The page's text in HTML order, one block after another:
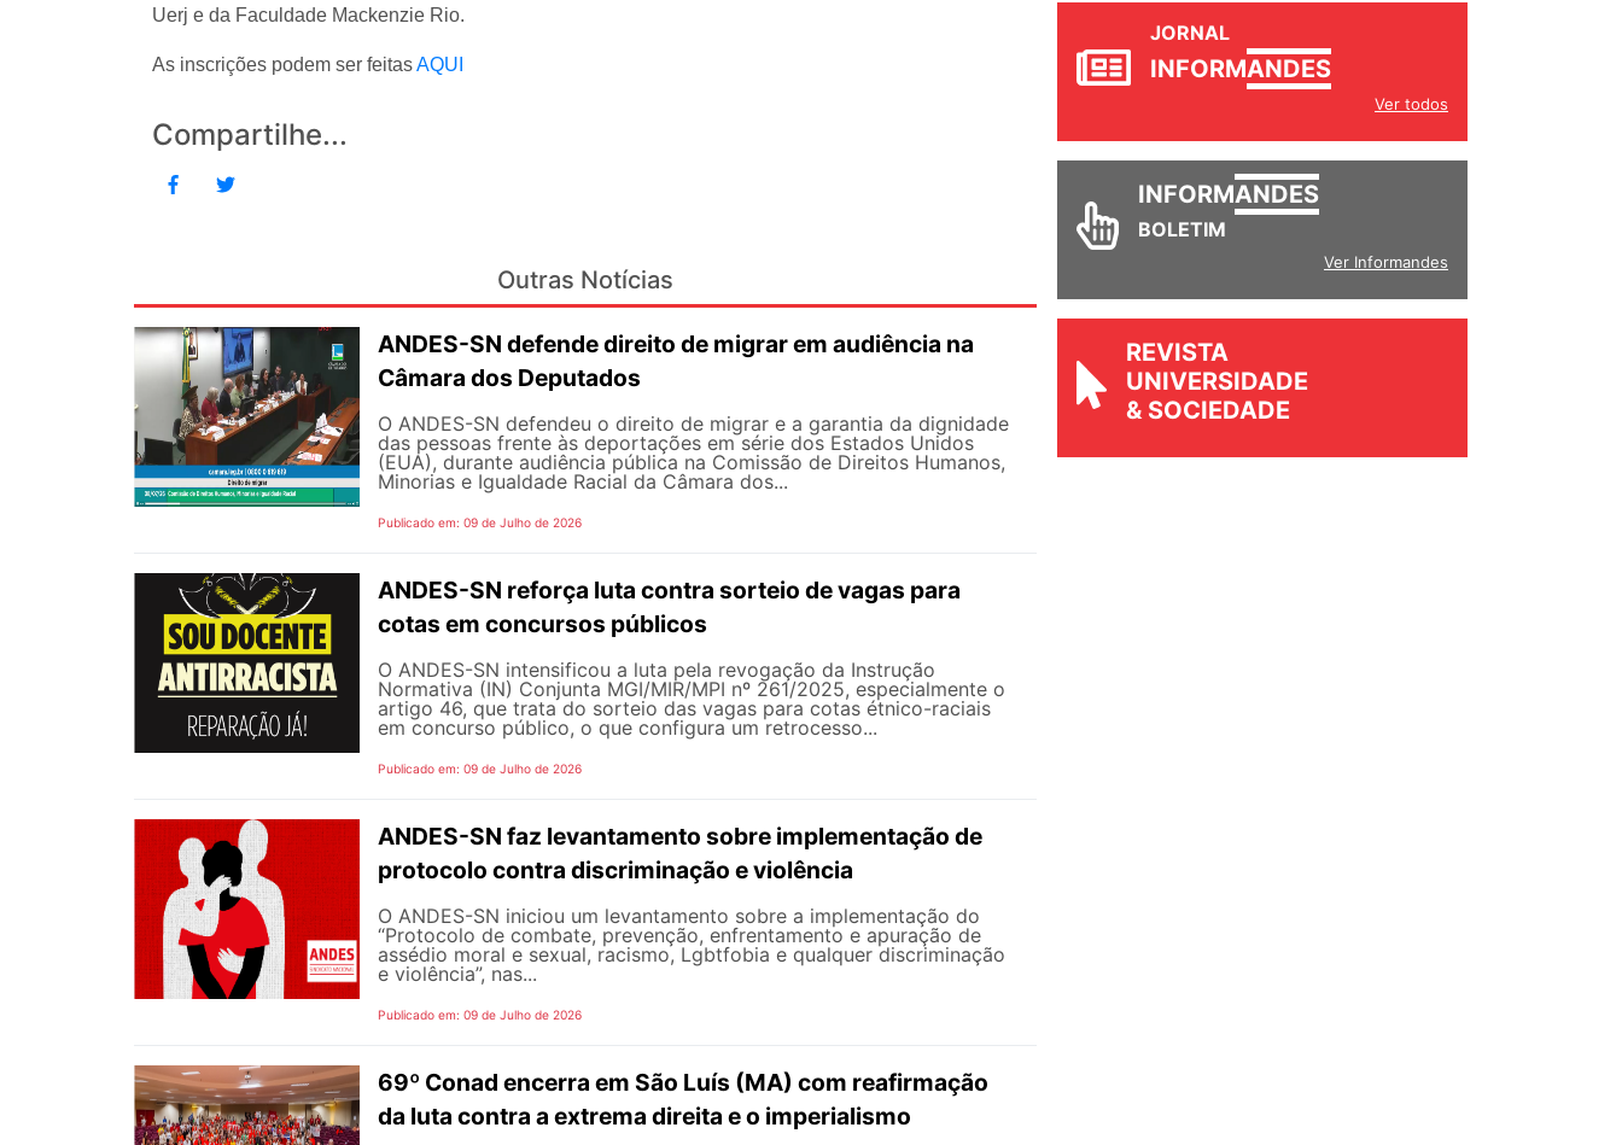
Uerj e da Faculdade Mackenzie Rio.
As inscrições podem ser feitasAQUI
Compartilhe...
Outras Notícias
ANDES-SN defende direito de migrar em audiência na
Câmara dos Deputados
O ANDES-SN defendeu o direito de migrar e a garantia da dignidade
das pessoas frente às deportações em série dos Estados Unidos
(EUA), durante audiência pública na Comissão de Direitos Humanos,
Minorias e Igualdade Racial da Câmara dos...
Publicado em: 09 de Julho de 2026
ANDES-SN reforça luta contra sorteio de vagas para
cotas em concursos públicos
O ANDES-SN intensificou a luta pela revogação da Instrução
Normativa (IN) Conjunta MGI/MIR/MPI nº 261/2025, especialmente o
artigo 46, que trata do sorteio das vagas para cotas étnico-raciais
em concurso público, o que configura um retrocesso...
Publicado em: 09 de Julho de 2026
ANDES-SN faz levantamento sobre implementação de
protocolo contra discriminação e violência
O ANDES-SN iniciou um levantamento sobre a implementação do
“Protocolo de combate, prevenção, enfrentamento e apuração de
assédio moral e sexual, racismo, Lgbtfobia e qualquer discriminação
e violência”, nas...
Publicado em: 09 de Julho de 2026
69º Conad encerra em São Luís (MA) com reafirmação
da luta contra a extrema direita e o imperialismo
JORNAL
INFORMANDES
Ver todos
INFORMANDES
BOLETIM
Ver Informandes
REVISTA
UNIVERSIDADE
& SOCIEDADE